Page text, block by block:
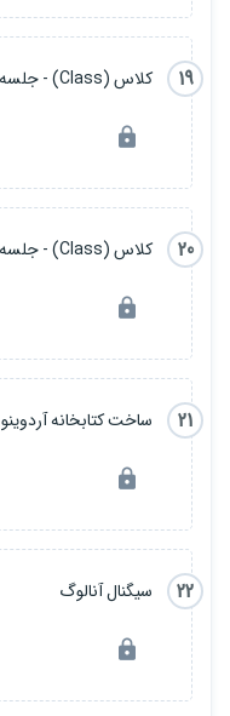
19 کلاس (Class) - جلسه 1
20 کلاس (Class) - جلسه 2
21 ساخت کتابخانه آردوینو
22 سیگنال آنالوگ